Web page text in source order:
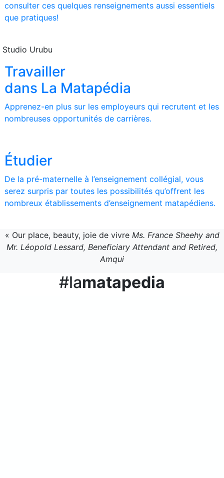
consulter ces quelques renseignements aussi essentiels
que pratiques!
Urubu
Travailler
dans La Matapédia
Apprenez-en plus sur les employeurs qui recrutent et les
nombreuses opportunités de carrières.
Étudier
De la pré-maternelle à l’enseignement collégial, vous
serez surpris par toutes les possibilités qu’offrent les
nombreux établissements d’enseignement matapédiens.
« Our place, beauty, joie de vivre Ms. France Sheehy and
Mr. Léopold Lessard, Beneficiary Attendant and Retired,
Amqui
#lamatapedia